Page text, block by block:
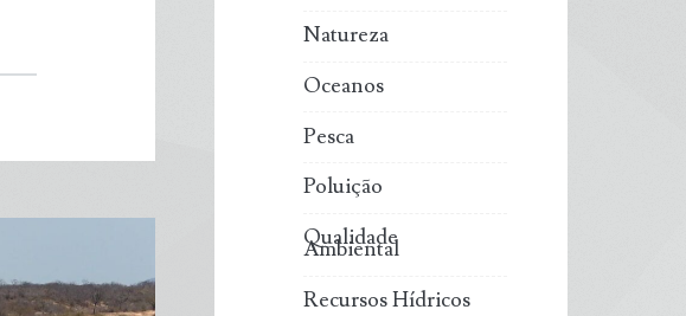
Natureza
Oceanos
Pesca
Poluição
Qualidade
Ambiental
Recursos Hídricos